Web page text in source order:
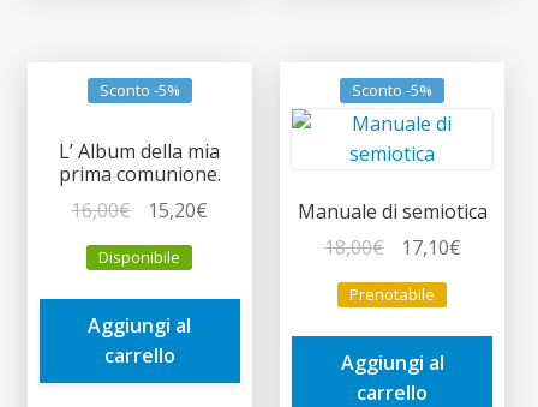
Sconto -5%
L’ Album della mia
prima comunione.
16,00€
prezzo
originale
era:
16,00€.
15,20€
è:
Disponibile
Aggiungi al
carrello
Sconto -5%
Manuale di semiotica
18,00€
prezzo
originale
era:
18,00€.
17,10€Il
è:
Prenotabile
Aggiungi al
carrello